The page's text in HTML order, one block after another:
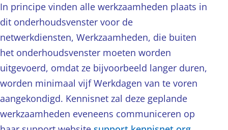
In principe vinden alle werkzaamheden plaats in
dit onderhoudsvenster voor de
netwerkdiensten, Werkzaamheden, die buiten
het onderhoudsvenster moeten worden
uitgevoerd, omdat ze bijvoorbeeld langer duren,
worden minimaal vijf Werkdagen van te voren
aangekondigd. Kennisnet zal deze geplande
werkzaamheden eveneens communiceren op